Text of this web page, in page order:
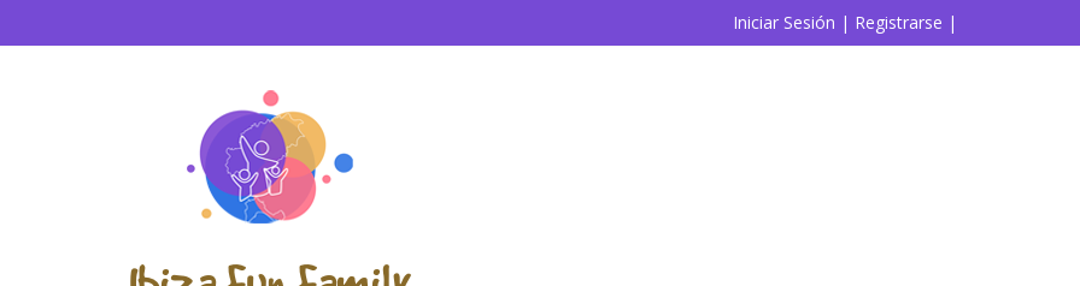
Iniciar Sesión | Registrarse |